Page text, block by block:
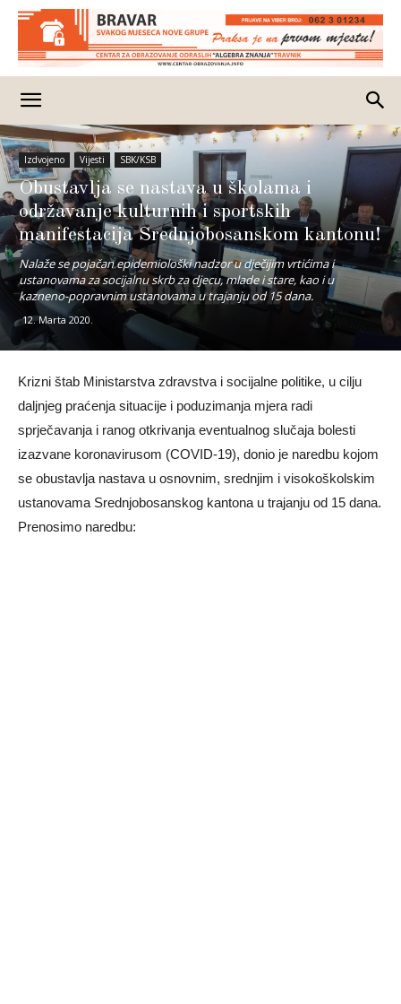
Izdvojeno Vijesti SBK/KSB
Obustavlja se nastava u školama i
održavanje kulturnih i sportskih
manifestacija Srednjobosanskom kantonu!
Nalaže se pojačan epidemiološki nadzor u dječijim vrtićima i
ustanovama za socijalnu skrb za djecu, mlade i stare, kao i u
kazneno-popravnim ustanovama u trajanju od 15 dana.
12. Marta 2020.
Krizni štab Ministarstva zdravstva i socijalne politike, u cilju
daljnjeg praćenja situacije i poduzimanja mjera radi
sprječavanja i ranog otkrivanja eventualnog slučaja bolesti
izazvane koronavirusom (COVID-19), donio je naredbu kojom
se obustavlja nastava u osnovnim, srednjim i visokoškolskim
ustanovama Srednjobosanskog kantona u trajanju od 15 dana.
Prenosimo naredbu: